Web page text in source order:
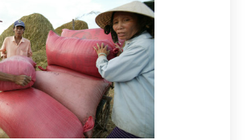
những đầu năm lớn hơn nhiều so